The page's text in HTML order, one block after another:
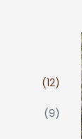
(12)
(9)